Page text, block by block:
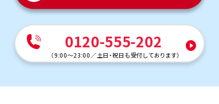
臨める力を育てます。
・定期テスト・内申点対策コース
・学調対策コース
磐田市立豊田中学校
徒も多くいます。気軽に通える距離なので、部活動との両立
0120-555-202
（9:00～23:00 ／土日・祝日も受付しております）